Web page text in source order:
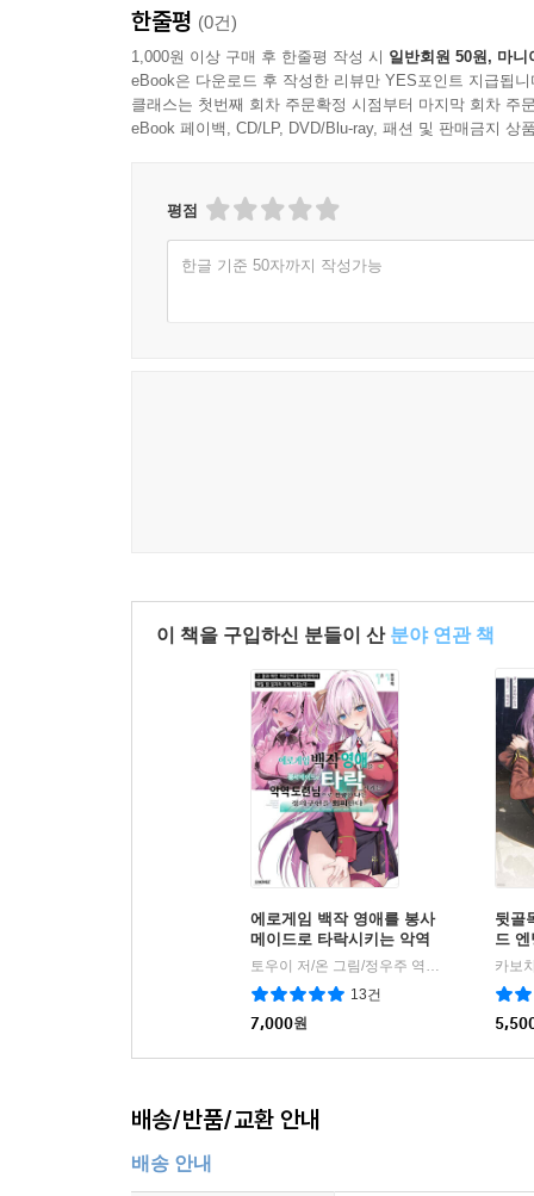
한줄평 (0건)
1,000원 이상 구매 후 한줄평 작성 시 일반회원 50원, 마니
eBook은 다운로드 후 작성한 리뷰만 YES포인트 지급됩니
클래스는 첫번째 회차 주문확정 시점부터 마지막 회차 주
eBook 페이백, CD/LP, DVD/Blu-ray, 패션 및 판매금지 상
평점
한글 기준 50자까지 작성가능
이 책을 구입하신 분들이 산 분야 연관 책
에로게임 백작 영애를 봉사
메이드로 타락시키는 악역
도련님으로 전생한 나는 정
의구현을 회피한다 01권
|
13건
7,000원
뒷골
드
히로
배송/반품/교환 안내
배송 안내